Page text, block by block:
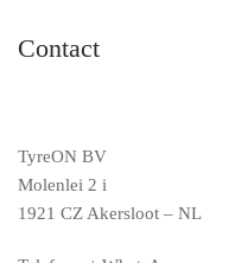
Contact
TyreON BV
Molenlei 2 i
1921 CZ Akersloot – NL